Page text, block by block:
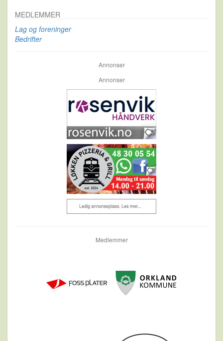
MEDLEMMER
Lag og foreninger
Bedrifter
Annonser
Annonser
Medlemmer